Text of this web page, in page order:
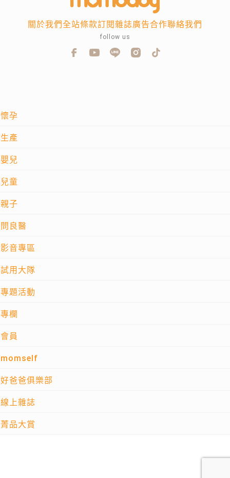
懷孕
生產
嬰兒
兒童
親子
問良醫
影音專區
試用大隊
專題活動
專欄
會員
momself
好爸爸俱樂部
線上雜誌
菁品大賞
關於我們全站條款訂閱雜誌廣告合作聯絡我們
follow us